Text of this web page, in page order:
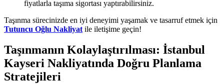
fiyatlarla taşıma sigortası yaptırabilirsiniz.
Taşınma sürecinizde en iyi deneyimi yaşamak ve tasarruf etmek için
Tutuncu Oğlu Nakliyat ile iletişime geçin!
Taşınmanın Kolaylaştırılması: İstanbul
Kayseri Nakliyatında Doğru Planlama
Stratejileri